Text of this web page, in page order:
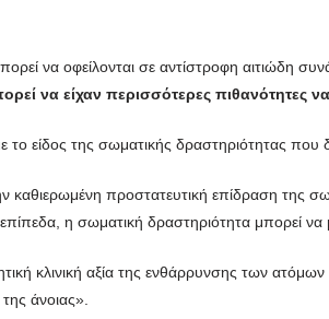
να οφείλονται σε αντίστροφη αιτιώδη
να είχαν περισσότερες
το είδος της σωματικής δραστηριότητας που
καθιερωμένη προστατευτική επίδραση της
η σωματική δραστηριότητα μπορεί να
κλινική αξία της ενθάρρυνσης των
άνοιας».